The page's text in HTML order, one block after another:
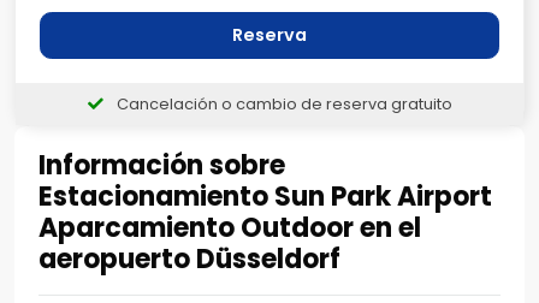
Información sobre
Estacionamiento Sun Park Airport
Aparcamiento Outdoor en el
aeropuerto Düsseldorf
Reserva
Cancelación o cambio de reserva gratuito